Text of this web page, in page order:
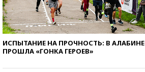
ИСПЫТАНИЕ НА ПРОЧНОСТЬ: В АЛАБИНЕ
ПРОШЛА «ГОНКА ГЕРОЕВ»